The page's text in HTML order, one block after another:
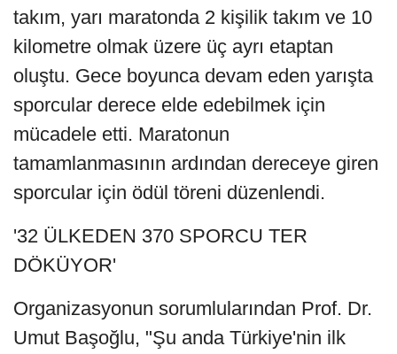
takım, yarı maratonda 2 kişilik takım ve 10
kilometre olmak üzere üç ayrı etaptan
oluştu. Gece boyunca devam eden yarışta
sporcular derece elde edebilmek için
mücadele etti. Maratonun
tamamlanmasının ardından dereceye giren
sporcular için ödül töreni düzenlendi.
'32 ÜLKEDEN 370 SPORCU TER
DÖKÜYOR'
Organizasyonun sorumlularından Prof. Dr.
Umut Başoğlu, "Şu anda Türkiye'nin ilk